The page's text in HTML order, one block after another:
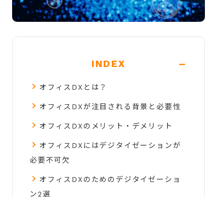
INDEX -
オフィスDXとは？
オフィスDXが注目される背景と必要性
オフィスDXのメリット・デメリット
オフィスDXにはデジタイゼーションが
必要不可欠
オフィスDXのためのデジタイゼーショ
ン2選